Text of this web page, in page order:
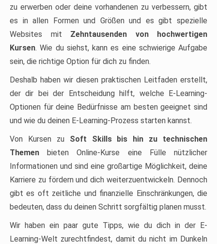
zu erwerben oder deine vorhandenen zu verbessern, gibt
es in allen Formen und Größen und es gibt spezielle
Websites mit Zehntausenden von hochwertigen
Kursen. Wie du siehst, kann es eine schwierige Aufgabe
sein, die richtige Option für dich zu finden.
Deshalb haben wir diesen praktischen Leitfaden erstellt,
der dir bei der Entscheidung hilft, welche E-Learning-
Optionen für deine Bedürfnisse am besten geeignet sind
und wie du deinen E-Learning-Prozess starten kannst.
Von Kursen zu Soft Skills bis hin zu technischen
Themen bieten Online-Kurse eine Fülle nützlicher
Informationen und sind eine großartige Möglichkeit, deine
Karriere zu fördern und dich weiterzuentwickeln. Dennoch
gibt es oft zeitliche und finanzielle Einschränkungen, die
bedeuten, dass du deinen Schritt sorgfältig planen musst.
Wir haben ein paar gute Tipps, wie du dich in der E-
Learning-Welt zurechtfindest, damit du nicht im Dunkeln